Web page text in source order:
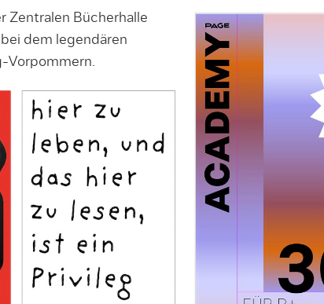
Zentralen Bücherhalle
dem legendären
Vorpommern.